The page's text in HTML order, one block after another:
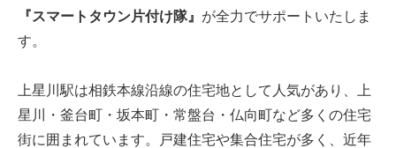
『スマートタウン片付け隊』 が全力でサポートいたしま
す。
上星川駅は相鉄本線沿線の住宅地として人気があり、上
星川・釜台町・坂本町・常盤台・仏向町など多くの住宅
街に囲まれています。戸建住宅や集合住宅が多く、近年